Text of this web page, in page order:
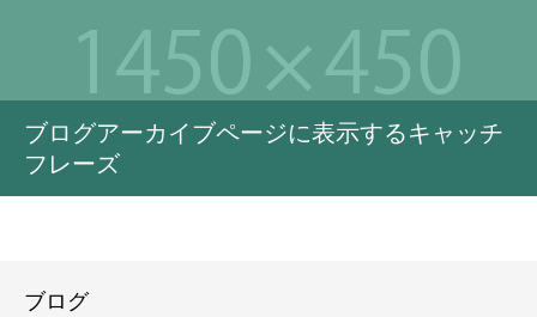
ブログアーカイブページに表示するキャッチ
フレーズ
ブログ
Youtube
Profile